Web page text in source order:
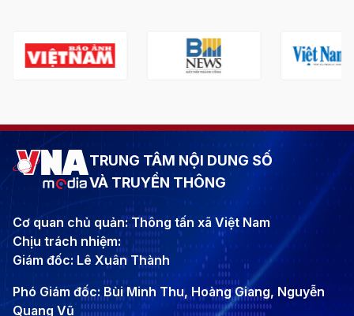
TRUNG TÂM NỘI DUNG SỐ
VÀ TRUYỀN THÔNG
Cơ quan chủ quản: Thông tấn xã Việt Nam
Chịu trách nhiệm:
Giám đốc: Lê Xuân Thành
Phó Giám đốc: Bùi Minh Thu, Hoàng Giang, Nguyễn
Quang Vũ